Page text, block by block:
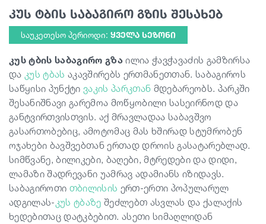
საქართველო
კუს ტბის საბაგირო გზის შესახებ
საუკეთესო პერიოდი: ᲧᲕᲔᲚᲐ ᲡᲔᲖᲝᲜᲘ
კუს ტბის საბაგირო გზაილია ჭავჭავაძის გამზირსა
და კუს ტბას აკავშირებს ერთმანეთთან. საბაგიროს
საწყისი პუნქტი ვაკის პარკთან მდებარეობს. პარკში
შესანიშნავი გარემოა მოწყობილი სასეირნოდ და
განტვირთვისთვის. აქ მრავლადაა საბავშვო
გასართობებიც, ამოტომაც მას ხშირად სტუმრობენ
ოჯახები ბავშვებთან ერთად დროის გასატარებლად.
სიმწვანე, ბილიკები, ბაღები, მტრედები და დიდი,
ლამაზი შადრევანი უამრავ ადამიანს იზიდავს.
საბაგიროთი თბილისის ერთ-ერთი პოპულარულ
ადგილას-კუს ტბაზე შეძლებთ ასვლას და ქალაქის
ხედებითაც დატკბებით. ასეთი სიმაღლიდან